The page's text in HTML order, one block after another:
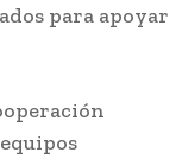
para apoyar